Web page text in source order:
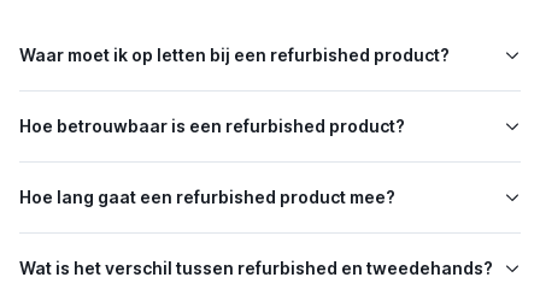
Waar moet ik op letten bij een refurbished product?
Hoe betrouwbaar is een refurbished product?
Hoe lang gaat een refurbished product mee?
Wat is het verschil tussen refurbished en tweedehands?